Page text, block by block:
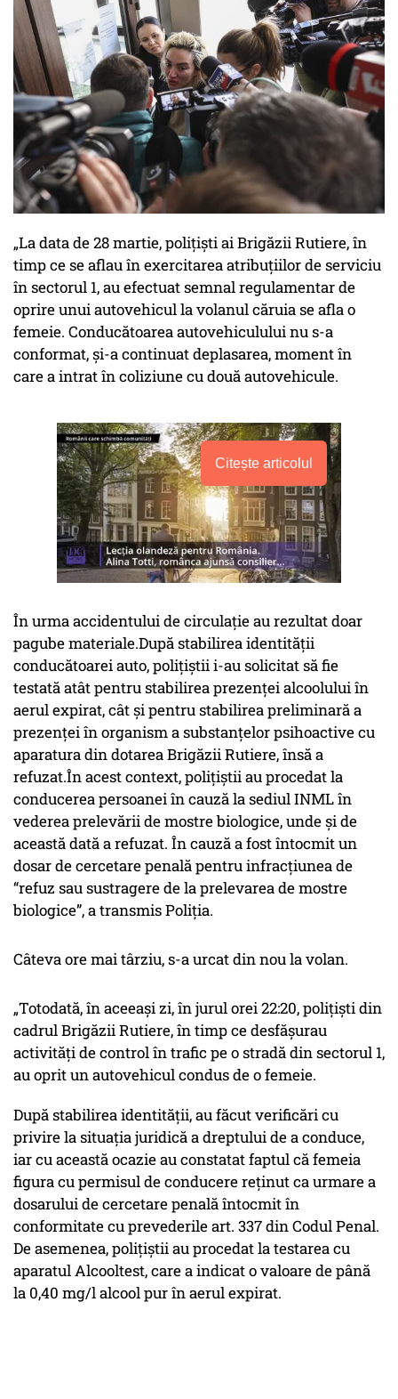
„La data de 28 martie, polițiști ai Brigăzii Rutiere, în
timp ce se aflau în exercitarea atribuțiilor de serviciu
în sectorul 1, au efectuat semnal regulamentar de
oprire unui autovehicul la volanul căruia se afla o
femeie. Conducătoarea autovehiculului nu s-a
conformat, și-a continuat deplasarea, moment în
care a intrat în coliziune cu două autovehicule.
Citește articolul
În urma accidentului de circulație au rezultat doar
pagube materiale.După stabilirea identității
conducătoarei auto, polițiștii i-au solicitat să fie
testată atât pentru stabilirea prezenței alcoolului în
aerul expirat, cât și pentru stabilirea preliminară a
prezenței în organism a substanțelor psihoactive cu
aparatura din dotarea Brigăzii Rutiere, însă a
refuzat.În acest context, polițiștii au procedat la
conducerea persoanei în cauză la sediul INML în
vederea prelevării de mostre biologice, unde și de
această dată a refuzat. În cauză a fost întocmit un
dosar de cercetare penală pentru infracțiunea de
“refuz sau sustragere de la prelevarea de mostre
biologice”, a transmis Poliția.
Câteva ore mai târziu, s-a urcat din nou la volan.
„Totodată, în aceeași zi, în jurul orei 22:20, polițiști din
cadrul Brigăzii Rutiere, în timp ce desfășurau
activități de control în trafic pe o stradă din sectorul 1,
au oprit un autovehicul condus de o femeie.
După stabilirea identității, au făcut verificări cu
privire la situația juridică a dreptului de a conduce,
iar cu această ocazie au constatat faptul că femeia
figura cu permisul de conducere reținut ca urmare a
dosarului de cercetare penală întocmit în
conformitate cu prevederile art. 337 din Codul Penal.
De asemenea, polițiștii au procedat la testarea cu
aparatul Alcooltest, care a indicat o valoare de până
la 0,40 mg/l alcool pur în aerul expirat.